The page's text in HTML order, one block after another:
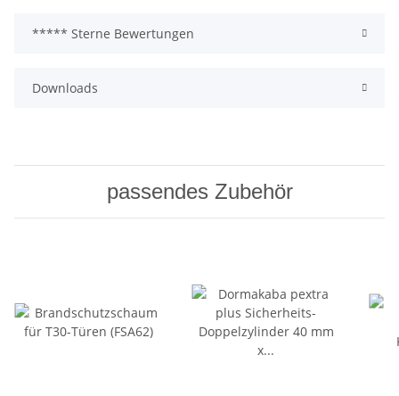
***** Sterne Bewertungen
Downloads
passendes Zubehör